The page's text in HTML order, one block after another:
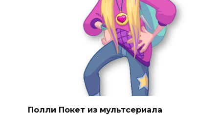
Полли Покет из мультсериала